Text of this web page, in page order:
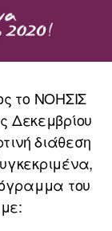
το ΝΟΗΣΙΣ
Δεκεμβρίου
διάθεση
του